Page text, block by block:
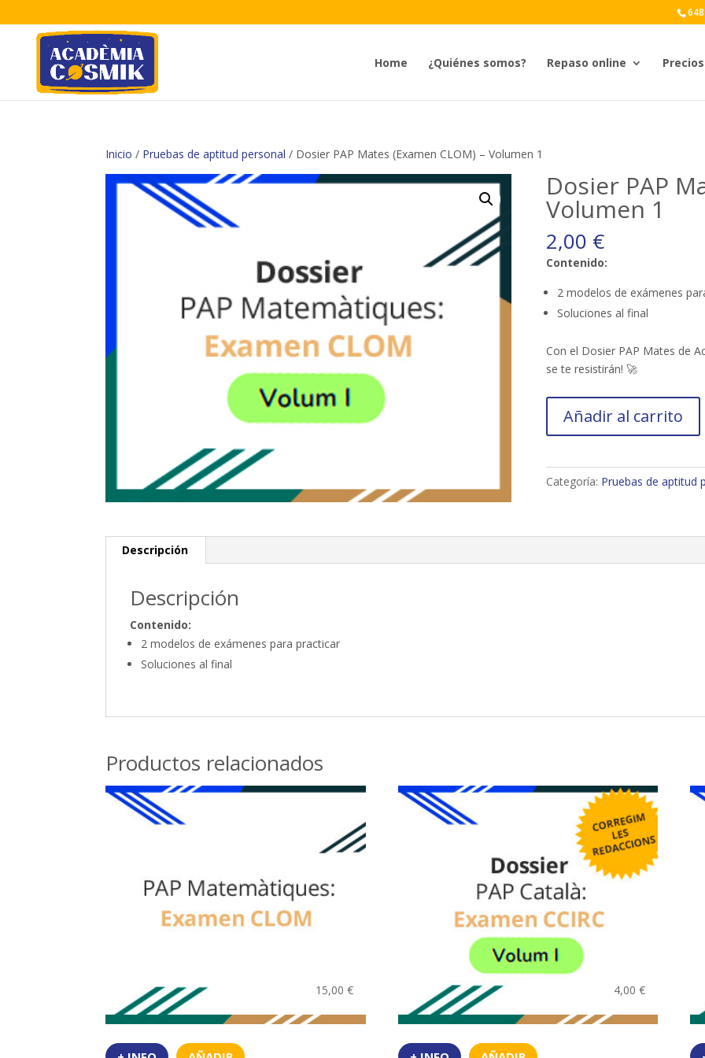
Home ¿Quiénes somos? Repaso online Precios
Inicio / Pruebas de aptitud personal / Dosier PAP Mates (Examen CLOM) – Volumen 1
Dosier PAP
Volumen 1
2,00 €
Contenido:
2 modelos de exámenes
Soluciones al final
Con el Dosier PAP Mates de
se te resistirán! 🚀
PAP
Mates
CLOM)
Añadir al carrito
Categoría: Pruebas de aptitud
Descripción
Descripción
Contenido:
2 modelos de exámenes para practicar
Soluciones al final
Productos relacionados
15,00 € 4,00 €